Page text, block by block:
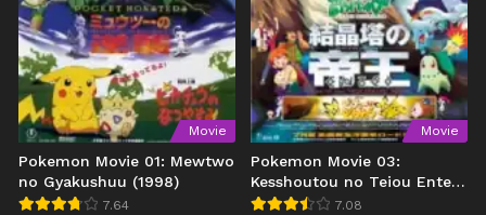
Movie
Pokemon Movie 01: Mewtwo
no Gyakushuu (1998)
7.64
Movie
Pokemon Movie 03:
Kesshoutou no Teiou Entei
(2000)
7.08